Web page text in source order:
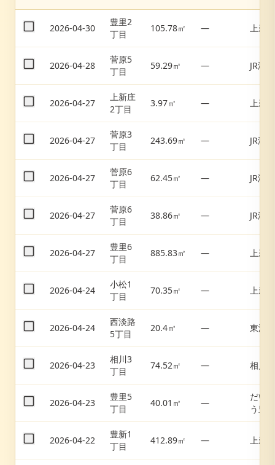
2026-04-30
豊里2
丁目
105.78㎡ — 上新庄
2026-04-28
菅原5
丁目
59.29㎡ — JR淡路
2026-04-27
上新庄
2丁目
3.97㎡ — 上新庄
2026-04-27
菅原3
丁目
243.69㎡ — JR淡路
2026-04-27
菅原6
丁目
62.45㎡ — JR淡路
2026-04-27
菅原6
丁目
38.86㎡ — JR淡路
2026-04-27
豊里6
丁目
885.83㎡ — 上新庄
2026-04-24
小松1
丁目
70.35㎡ — 上新庄
2026-04-24
西淡路
5丁目
20.4㎡ — 東淀川
2026-04-23
相川3
丁目
74.52㎡ — 相川
2026-04-23
豊里5
丁目
40.01㎡ —
だいど
う豊里
2026-04-22
豊新1
丁目
412.89㎡ — 上新庄